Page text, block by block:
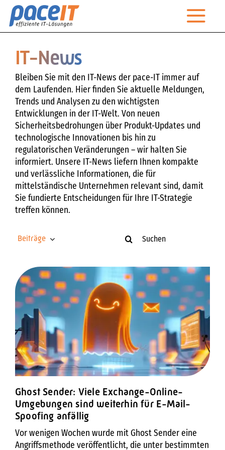
Zum
Inhalt
Leistungen
Managed Services
IT-Magazin
Kontakt
Technischer Support
IT-News
Bleiben Sie mit den IT-News der pace-IT immer auf
dem Laufenden. Hier finden Sie aktuelle Meldungen,
Trends und Analysen zu den wichtigsten
Entwicklungen in der IT-Welt. Von neuen
Sicherheitsbedrohungen über Produkt-Updates und
technologische Innovationen bis hin zu
regulatorischen Veränderungen – wir halten Sie
informiert. Unsere IT-News liefern Ihnen kompakte
und verlässliche Informationen, die für
mittelständische Unternehmen relevant sind, damit
Sie fundierte Entscheidungen für Ihre IT-Strategie
treffen können.
Beiträge
Suche
Ghost Sender: Viele Exchange-Online-
Umgebungen sind weiterhin für E-Mail-
Spoofing anfällig
Vor wenigen Wochen wurde mit Ghost Sender eine
Angriffsmethode veröffentlicht, die unter bestimmten